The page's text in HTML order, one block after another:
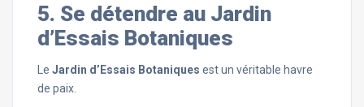
5. Se détendre au Jardin
d’Essais Botaniques
Le Jardin d’Essais Botaniques est un véritable havre
de paix.